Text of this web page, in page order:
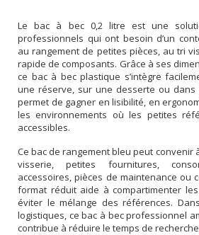
Le bac à bec 0,2 litre est une
professionnels qui ont besoin d’un
au rangement de petites pièces, au tri
rapide de composants. Grâce à ses
ce bac à bec plastique s’intègre
une réserve, sur une desserte ou dans
permet de gagner en lisibilité, en
les environnements où les petites
accessibles.
Ce bac de rangement bleu peut convenir
visserie, petites fournitures,
accessoires, pièces de maintenance ou
format réduit aide à compartimenter
éviter le mélange des références.
logistiques, ce bac à bec professionnel
contribue à réduire le temps de